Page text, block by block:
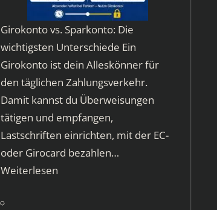
Girokonto vs. Sparkonto: Die
wichtigsten Unterschiede Ein
Girokonto ist dein Alleskönner für
den täglichen Zahlungsverkehr.
Damit kannst du Überweisungen
tätigen und empfangen,
Lastschriften einrichten, mit der EC-
oder Girocard bezahlen…
Weiterlesen